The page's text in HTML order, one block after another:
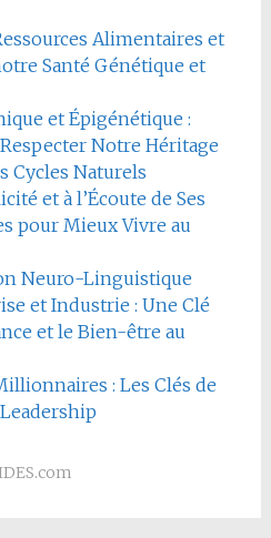
Alimentaires et
Santé Génétique et
et Épigénétique :
Notre Héritage
Cycles Naturels
et à l’Écoute de Ses
pour Mieux Vivre au
Neuro-Linguistique
et Industrie : Une Clé
et le Bien-être au
: Les Clés de